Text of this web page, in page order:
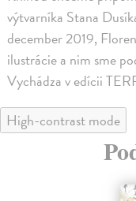
výtvarníka Stana
december 2019,
ilustrácie a nim sme
Vychádza v edícii
High-contrast mode